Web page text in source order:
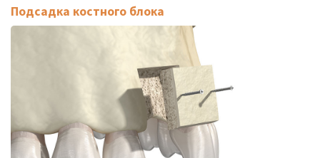
Подсадка костного блока